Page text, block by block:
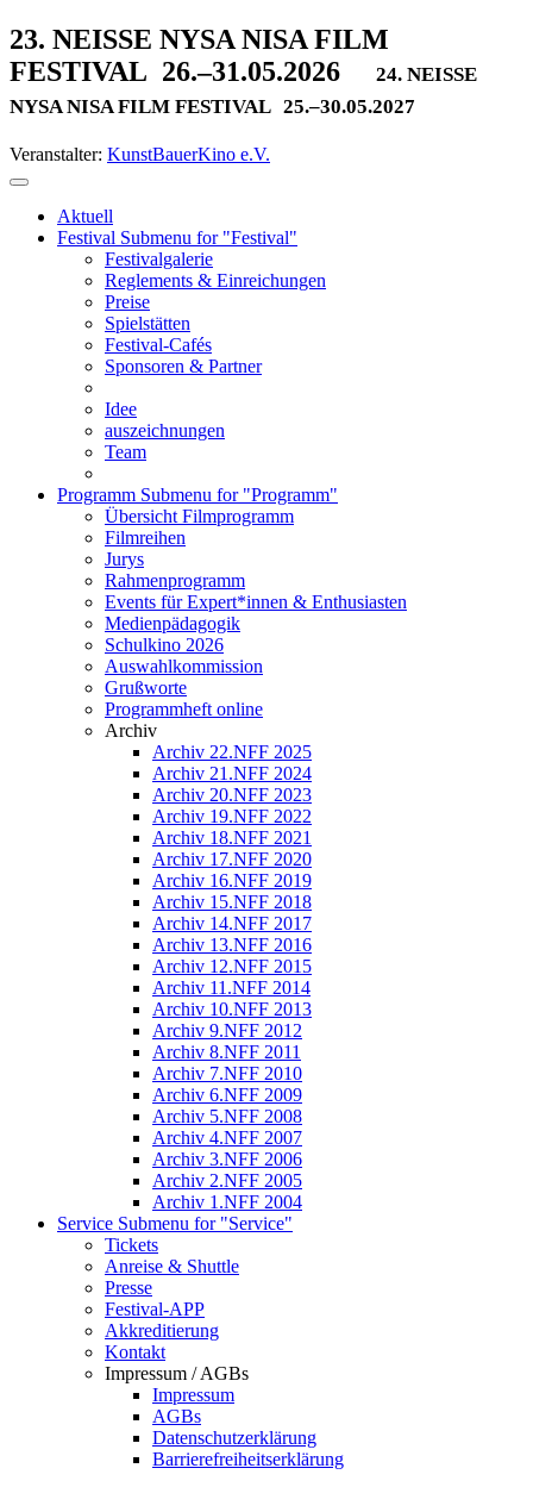
23. NEISSE NYSA NISA FILM
FESTIVAL 26.–31.05.2026
24. NEISSE
NYSA NISA FILM FESTIVAL 25.–30.05.2027
Veranstalter: KunstBauerKino e.V.
Aktuell
Festival Submenu for "Festival"
Festivalgalerie
Reglements & Einreichungen
Preise
Spielstätten
Festival-Cafés
Sponsoren & Partner
Idee
auszeichnungen
Team
Programm Submenu for "Programm"
Übersicht Filmprogramm
Filmreihen
Jurys
Rahmenprogramm
Events für Expert*innen & Enthusiasten
Medienpädagogik
Schulkino 2026
Auswahlkommission
Grußworte
Programmheft online
Archiv
Archiv 22.NFF 2025
Archiv 21.NFF 2024
Archiv 20.NFF 2023
Archiv 19.NFF 2022
Archiv 18.NFF 2021
Archiv 17.NFF 2020
Archiv 16.NFF 2019
Archiv 15.NFF 2018
Archiv 14.NFF 2017
Archiv 13.NFF 2016
Archiv 12.NFF 2015
Archiv 11.NFF 2014
Archiv 10.NFF 2013
Archiv 9.NFF 2012
Archiv 8.NFF 2011
Archiv 7.NFF 2010
Archiv 6.NFF 2009
Archiv 5.NFF 2008
Archiv 4.NFF 2007
Archiv 3.NFF 2006
Archiv 2.NFF 2005
Archiv 1.NFF 2004
Service Submenu for "Service"
Tickets
Anreise & Shuttle
Presse
Festival-APP
Akkreditierung
Kontakt
Impressum / AGBs
Impressum
AGBs
Datenschutzerklärung
Barrierefreiheitserklärung